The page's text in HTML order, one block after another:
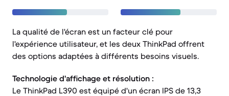
La qualité de l'écran est un facteur clé pour
l'expérience utilisateur, et les deux ThinkPad offrent
des options adaptées à différents besoins visuels.
Technologie d'affichage et résolution :
Le ThinkPad L390 est équipé d'un écran IPS de 13,3